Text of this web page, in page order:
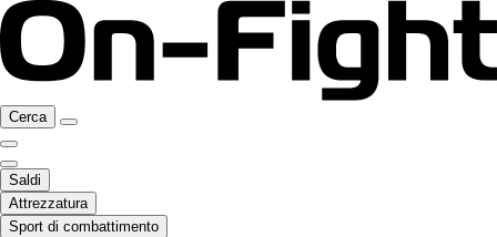
Cerca
Saldi
Attrezzatura
Sport di combattimento